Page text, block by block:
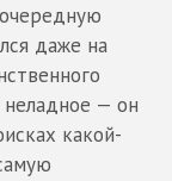
даже на
— он
какой-